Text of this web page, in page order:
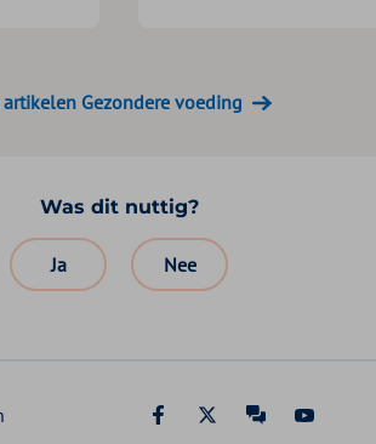
Gezondere voeding
Was dit nuttig?
Ja Nee
Facebook Zilveren
X Zilveren Kruis
Zilveren